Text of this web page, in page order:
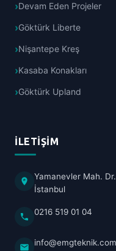
Devam Eden Projeler
Göktürk Liberte
Nişantepe Kreş
Kasaba Konakları
Göktürk Upland
İLETIŞIM
Yamanevler Mah.
İstanbul
0216 519 01 04
info@emgteknik.com